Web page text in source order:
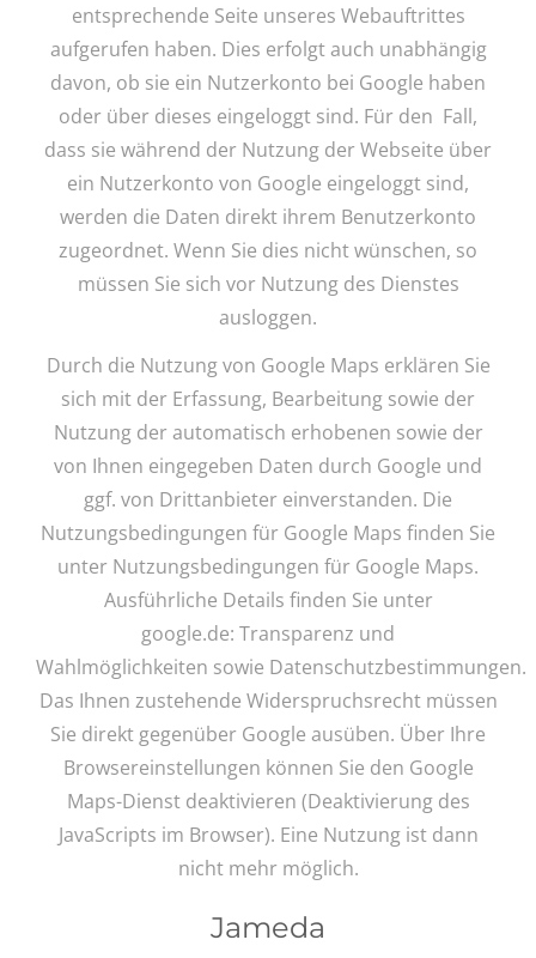
entsprechende Seite unseres Webauftrittes
aufgerufen haben. Dies erfolgt auch unabhängig
davon, ob sie ein Nutzerkonto bei Google haben
oder über dieses eingeloggt sind. Für den Fall,
dass sie während der Nutzung der Webseite über
ein Nutzerkonto von Google eingeloggt sind,
werden die Daten direkt ihrem Benutzerkonto
zugeordnet. Wenn Sie dies nicht wünschen, so
müssen Sie sich vor Nutzung des Dienstes
ausloggen.
Durch die Nutzung von Google Maps erklären Sie
sich mit der Erfassung, Bearbeitung sowie der
Nutzung der automatisch erhobenen sowie der
von Ihnen eingegeben Daten durch Google und
ggf. von Drittanbieter einverstanden. Die
Nutzungsbedingungen für Google Maps finden Sie
unter Nutzungsbedingungen für Google Maps.
Ausführliche Details finden Sie unter
google.de: Transparenz und
Wahlmöglichkeiten sowie Datenschutzbestimmungen.
Das Ihnen zustehende Widerspruchsrecht müssen
Sie direkt gegenüber Google ausüben. Über Ihre
Browsereinstellungen können Sie den Google
Maps-Dienst deaktivieren (Deaktivierung des
JavaScripts im Browser). Eine Nutzung ist dann
nicht mehr möglich.
Jameda